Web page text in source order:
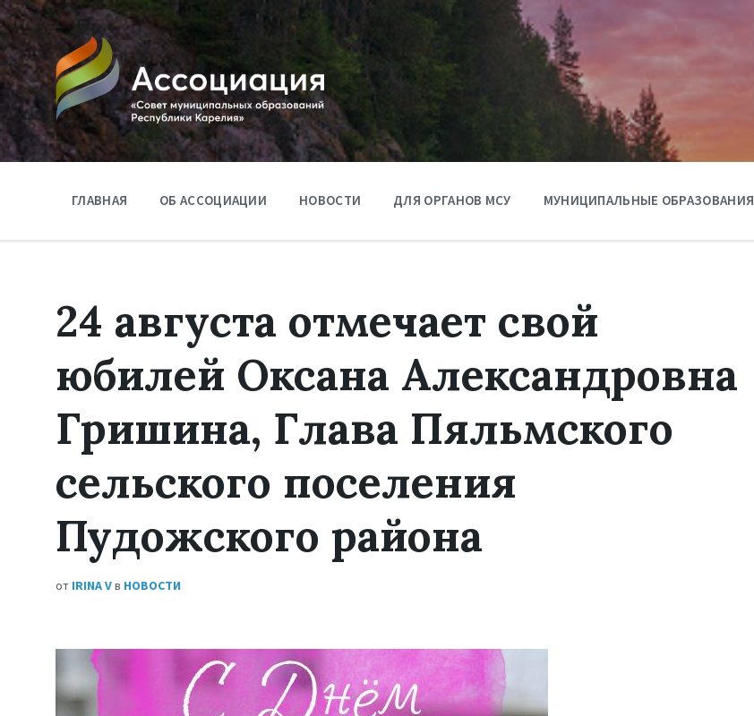
ГЛАВНАЯ ОБ АССОЦИАЦИИ НОВОСТИ ДЛЯ ОРГАНОВ МСУ МУНИЦИПАЛЬНЫЕ ОБРАЗОВАНИЯ
24 августа отмечает свой
юбилей Оксана Александровна
Гришина, Глава Пяльмского
сельского поселения
Пудожского района
от IRINA Vв НОВОСТИ